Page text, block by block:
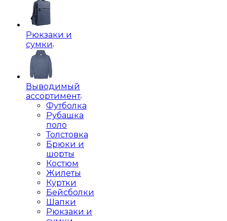
Рюкзаки и
сумки
Выводимый
ассортимент
Футболка
Рубашка
поло
Толстовка
Брюки и
шорты
Костюм
Жилеты
Куртки
Бейсболки
Шапки
Рюкзаки и